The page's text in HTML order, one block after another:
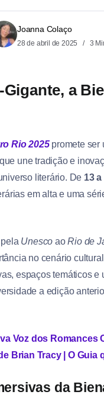
Joanna Colaço
28 de abril de 2025 3
a
Rio 2025promete ser
une tradição e
literário. De 13
em alta e uma
Unesco aoRio de
no cenário
espaços temáticos
a edição
Voz dos Romances
Brian Tracy | O Guia
da